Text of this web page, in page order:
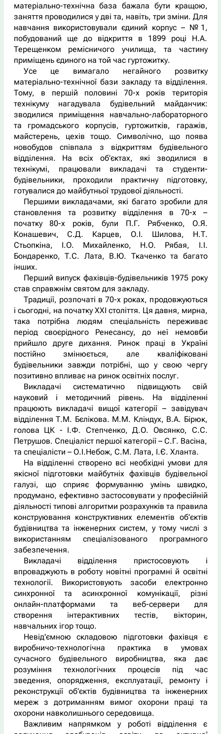
матеріально-технічна база бажала бути кращою,
заняття проводилися у дві та, навіть, три зміни. Для
навчання використовували єдиний корпус – №1,
побудований ще до відкриття в 1899 році Н.А.
Терещенком ремісничого училища, та частину
приміщень єдиного на той час гуртожитку.
Усе це вимагало негайного розвитку
матеріально-технічної бази закладу та відділення.
Тому, в першій половині 70-х років територія
технікуму нагадувала будівельний майданчик:
зводилися приміщення навчально-лабораторного
та громадського корпусів, гуртожитків, гаражів,
майстерень, цехів тощо. Символічно, що поява
новобудов співпала з відкриттям будівельного
відділення. На всіх об’єктах, які зводилися в
технікумі, працювали викладачі та студенти-
будівельники, проходили практичну підготовку,
готувалися до майбутньої трудової діяльності.
Першими викладачами, які багато зробили для
становлення та розвитку відділення в 70-х –
початку 80-х років, були П.Г. Рябченко, О.Я.
Конашевич, С.Д. Карцев, О.І. Шилова, Н.Т.
Стьопкіна, І.О. Михайленко, Н.О. Рябая, І.І.
Бондаренко, Т.С. Лата, В.Ю. Ткаченко та багато
інших.
Перший випуск фахівців-будівельників 1975 року
став справжнім святом для закладу.
Традиції, розпочаті в 70-х роках, продовжуються
і сьогодні, на початку XXI століття. Ця давня, мирна,
така потрібна людям спеціальність переживає
період своєрідного Ренесансу, до неї немовби
прийшло друге дихання. Ринок праці в Україні
постійно змінюється, але кваліфіковані
будівельники завжди потрібні, що у свою чергу
позитивно впливає на ринок освітніх послуг.
Викладачі систематично підвищують свій
науковий і методичний рівень. На відділенні
працюють викладачі вищої категорії – завідувач
відділення Т.М. Бєлікова. М.М. Кліндух, В.А. Бірюк,
голова ЦК - І.Ф. Степченко, Д.О. Овсянко, С.С.
Петрушов. Спеціаліст першої категорії – С.Г. Васіна,
та спеціалісти – О.І.Небож, С.М. Лата, І.Є. Хланта.
На відділенні створено всі необхідні умови для
якісної підготовки майбутніх фахівців будівельної
галузі, що сприяє формуванню умінь швидко,
продумано, ефективно застосовувати у професійній
діяльності типові алгоритми розрахунків та правила
конструювання конструктивних елементів об’єктів
будівництва та інженерних систем, у тому числі з
використанням спеціалізованого програмного
забезпечення.
Викладачі відділення пристосовують і
впроваджують в роботу новітні програмні й освітні
технології. Використовують засоби електронно
синхронної та асинхронної комунікації, різні
онлайн-платформами та веб-сервери для
створення інтерактивних тестів, вікторин,
навчальних ігор тощо.
Невід'ємною складовою підготовки фахівця є
виробничо-технологічна практика в умовах
сучасного будівельного виробництва, яка дає
розуміння технологічних процесів під час
зведення, опорядження, експлуатації, ремонту і
реконструкції об’єктів будівництва та інженерних
мереж з дотриманням вимог охорони праці та
охорони навколишнього середовища.
Важливим напрямком у роботі відділення є